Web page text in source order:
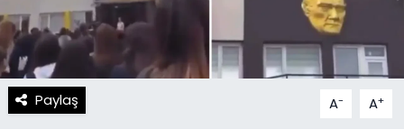
Paylaş A- A+